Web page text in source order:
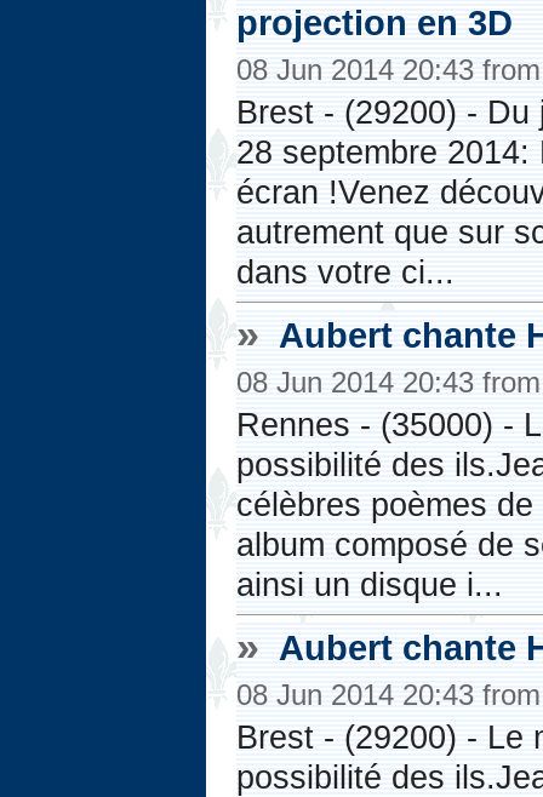
projection en 3D
08 Jun 2014 20:43
Brest - (29200) -
28 septembre
écran !Venez
autrement que sur
dans votre ci...
» Aubert chante
08 Jun 2014 20:43
Rennes - (35000) -
possibilité des
célèbres poèmes
album composé de
ainsi un disque i...
» Aubert chante
08 Jun 2014 20:43
Brest - (29200) - Le
possibilité des